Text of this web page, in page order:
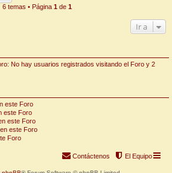
6 temas • Página 1de 1
Ir a
No hay usuarios registrados visitando el Foro y 2
este Foro
este Foro
este Foro
este Foro
Foro
El Equipo
Contáctenos